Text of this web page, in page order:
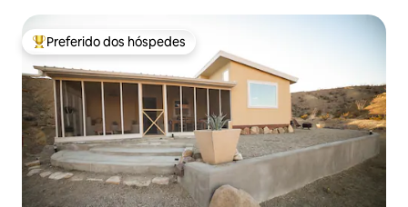
Entre os melhores preferidos dos hóspedes
Preferido dos hóspedes